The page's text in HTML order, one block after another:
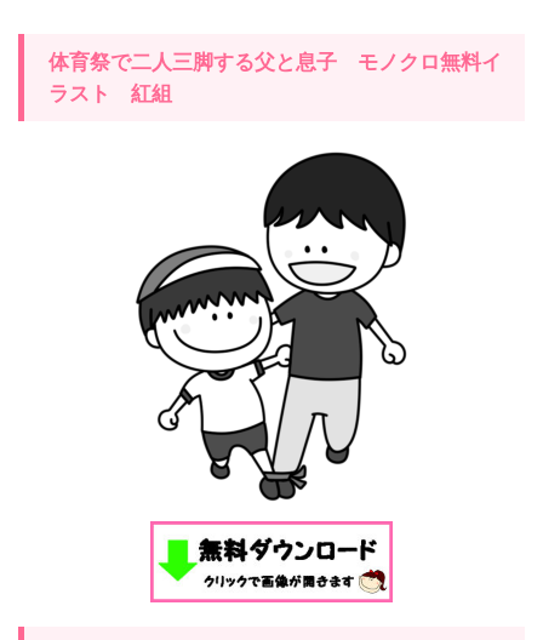
体育祭で二人三脚する父と息子 モノクロ無料イ
ラスト 紅組